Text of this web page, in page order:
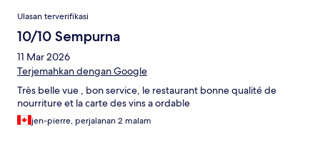
Ulasan
Ulasan terverifikasi
10/10 Sempurna
11 Mar 2026
Terjemahkan dengan Google
Très belle vue , bon service, le restaurant bonne qualité de
nourriture et la carte des vins a ordable
jen-pierre, perjalanan 2 malam